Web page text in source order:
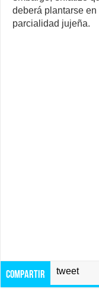
deberá plantarse
parcialidad jujeña.
Compartir tweet